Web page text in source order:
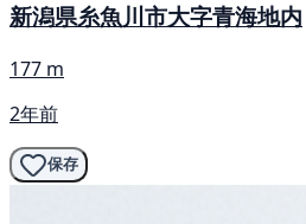
新潟県糸魚川市大字青海地内
177 m
2年前
保存